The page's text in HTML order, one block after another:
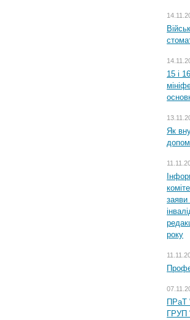
15 і
Як
заяви
року
ГРУП